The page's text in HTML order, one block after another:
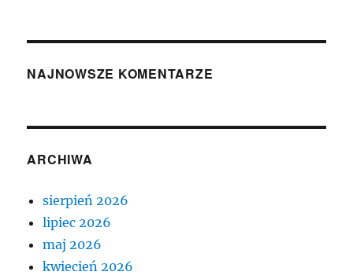
NAJNOWSZE KOMENTARZE
ARCHIWA
sierpień 2026
lipiec 2026
maj 2026
kwiecień 2026